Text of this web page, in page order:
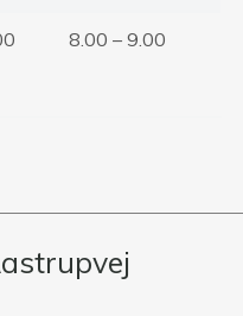
8.00 – 9.00